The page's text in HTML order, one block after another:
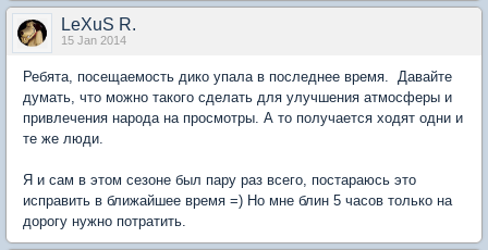
LeXuS R.
15 Jan 2014
Ребята, посещаемость дико упала в последнее время. Давайте
думать, что можно такого сделать для улучшения атмосферы и
привлечения народа на просмотры. А то получается ходят одни и
те же люди.
Я и сам в этом сезоне был пару раз всего, постараюсь это
исправить в ближайшее время =) Но мне блин 5 часов только на
дорогу нужно потратить.